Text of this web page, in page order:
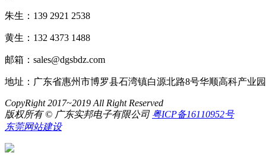
朱生：139 2921 2538
黄生：132 4373 1488
邮箱：sales@dgsbdz.com
地址：广东省惠州市博罗县石湾镇白源北路8号华顺高科产业
CopyRight 2017~2019 All Right Reserved
版权所有 © 广东实邦电子有限公司 粤ICP备16110952号
东莞网站建设